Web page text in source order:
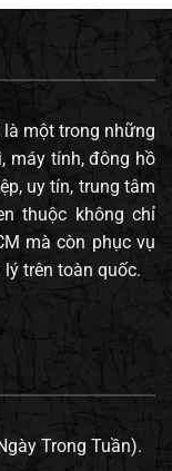
một trong những
máy tính, đông hồ
uy tín, trung tâm
thuộc không chỉ
mà còn phục vụ
trên toàn quốc.
Trong Tuần).